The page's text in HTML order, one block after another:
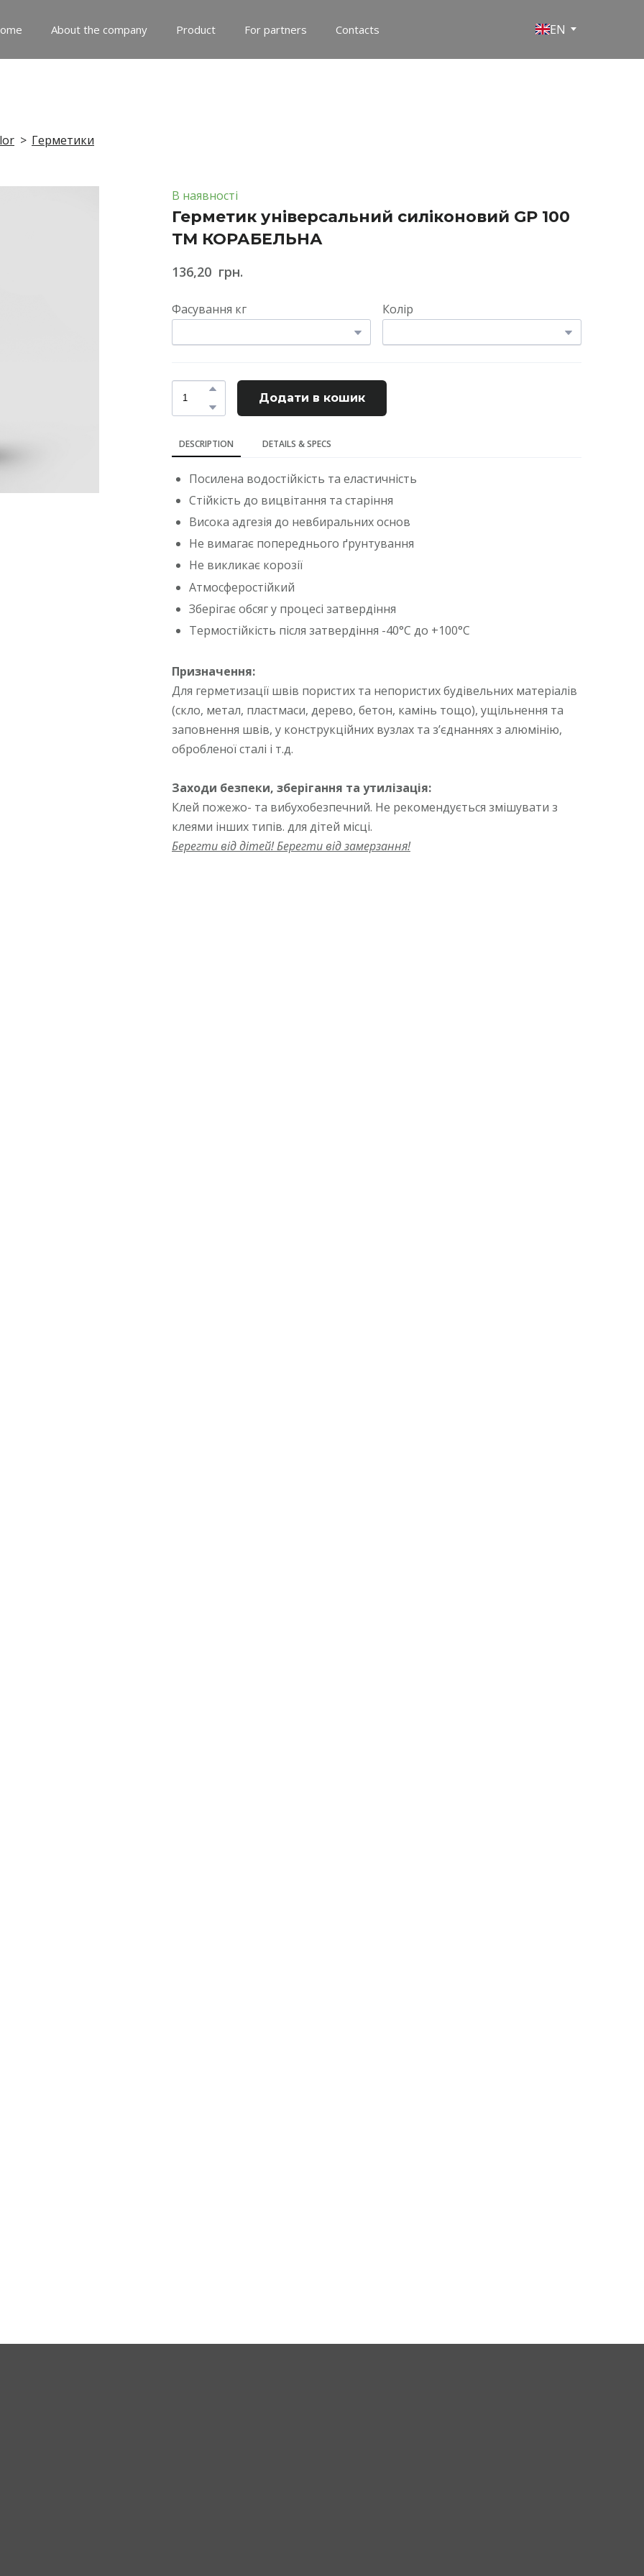
About the company Product For partners Contacts EN
Герметики
В наявності
Герметик універсальний силіконовий GP 100
ТМ КОРАБЕЛЬНА
136,20  грн.
Фасування кг Колір
Додати в кошик
DESCRIPTION DETAILS & SPECS
Посилена водостійкість та еластичність
Стійкість до вицвітання та старіння
Висока адгезія до невбиральних основ
Не вимагає попереднього ґрунтування
Не викликає корозії
Атмосферостійкий
Зберігає обсяг у процесі затвердіння
Термостійкість після затвердіння -40°С до +100°С
Призначення:
Для герметизації швів пористих та непористих будівельних матеріалів
(скло, метал, пластмаси, дерево, бетон, камінь тощо), ущільнення та
заповнення швів, у конструкційних вузлах та з’єднаннях з алюмінію,
обробленої сталі і т.д.
Заходи безпеки, зберігання та утилізація:
Клей пожежо- та вибухобезпечний. Не рекомендується змішувати з
клеями інших типів. для дітей місці.
Берегти від дітей! Берегти від замерзання!